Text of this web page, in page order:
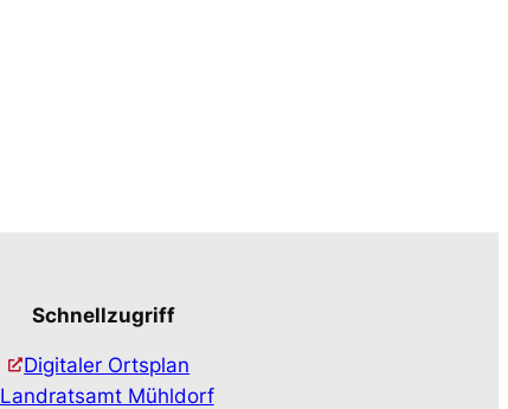
Schnellzugriff
Digitaler Ortsplan
Landratsamt Mühldorf